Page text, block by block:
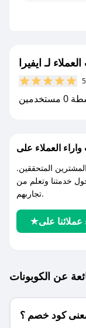
مع
لـ ايفيرا
المتحققين.
خدمتنا وتعلم من
تجاربهم.
عن الكوبونات
كود خصم ؟